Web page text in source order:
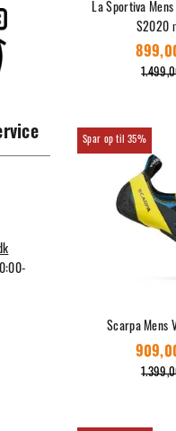
La Sportiva
S2020
35%
Scarpa Mens